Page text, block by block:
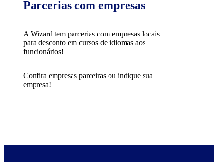
Parcerias com empresas
A Wizard tem parcerias com empresas locais
para desconto em cursos de idiomas aos
funcionários!
Confira empresas parceiras ou indique sua
empresa!